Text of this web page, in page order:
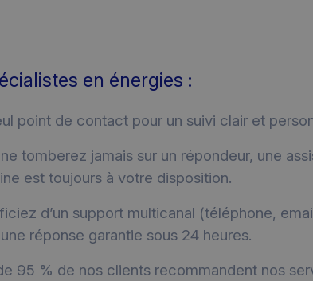
en énergies :
point de contact pour un suivi clair et
tomberez jamais sur un répondeur, une
est toujours à votre disposition.
d’un support multicanal (téléphone,
réponse garantie sous 24 heures.
95 % de nos clients recommandent nos